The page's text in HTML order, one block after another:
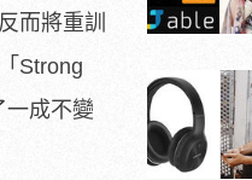
而將重訓
Strong
一成不變